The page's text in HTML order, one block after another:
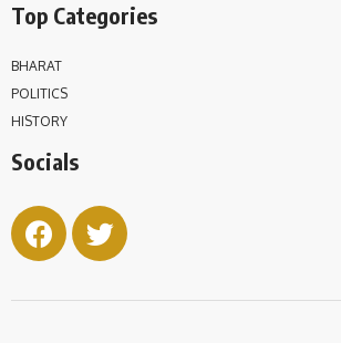
Top Categories
BHARAT
POLITICS
HISTORY
Socials